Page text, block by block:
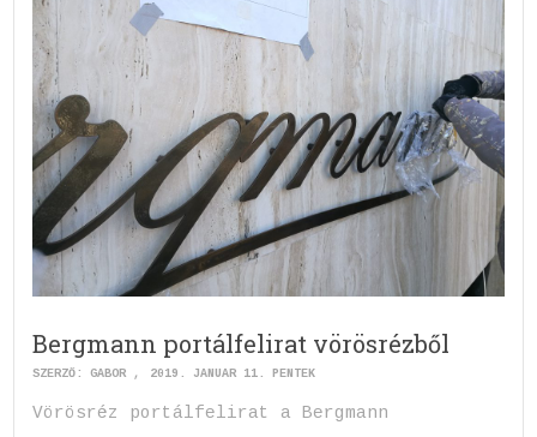
Bergmann portálfelirat vörösrézből
SZERZŐ:GABOR 2019. JANUÁR 11. PÉNTEK
Vörösréz portálfelirat a Bergmann